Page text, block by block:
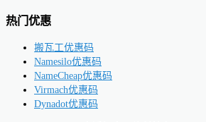
热门优惠
搬瓦工优惠码
Namesilo优惠码
NameCheap优惠码
Virmach优惠码
Dynadot优惠码